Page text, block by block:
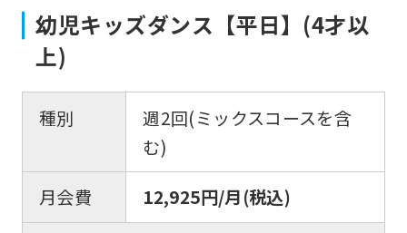
幼児キッズダンス【平日】(4才以
上)
種別
週2回(ミックスコースを含
む)
月会費
12,925円/月(税込)